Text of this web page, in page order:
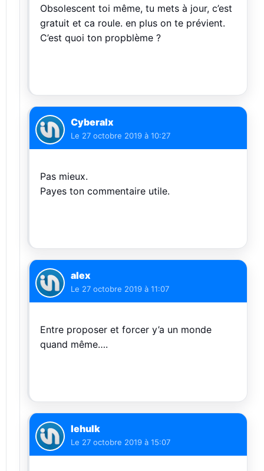
Obsolescent toi même, tu mets à jour, c’est
gratuit et ca roule. en plus on te prévient.
C’est quoi ton propblème ?
Cyberalx
Le 27 octobre 2019 à 10:27
Pas mieux.
Payes ton commentaire utile.
alex
Le 27 octobre 2019 à 11:07
Entre proposer et forcer y’a un monde
quand même….
lehulk
Le 27 octobre 2019 à 15:07